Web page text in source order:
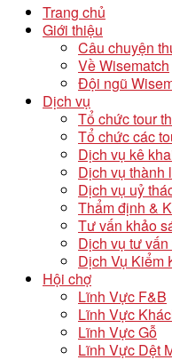
Trang chủ
Giới thiệu
Câu chuyện
Về Wisematch
Đội ngũ
Dịch vụ
Tổ chức tour
Tổ chức các
Dịch vụ kê
Dịch vụ thành
Dịch vụ uỷ
Thẩm định &
Tư vấn khảo
Dịch vụ tư
Dịch Vụ Kiểm
Hội chợ
Lĩnh Vực F&B
Lĩnh Vực
Lĩnh Vực Gỗ
Lĩnh Vực Dệt